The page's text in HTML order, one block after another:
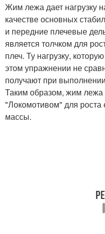
Жим лежа дает нагрузку
качестве основных
и передние плечевые
является толчком для
плеч. Ту нагрузку,
этом упражнении не
получают при
Таким образом, жим
"Локомотивом" для роста
массы.